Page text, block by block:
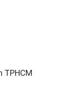
TPHCM